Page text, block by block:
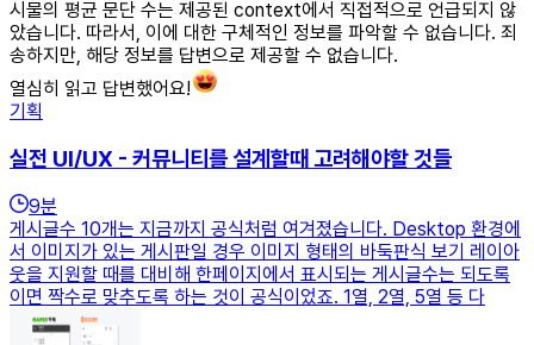
시물의 평균 문단 수는 제공된 context에서 직접적으로 언급되지 않
았습니다. 따라서, 이에 대한 구체적인 정보를 파악할 수 없습니다. 죄
송하지만, 해당 정보를 답변으로 제공할 수 없습니다.
열심히 읽고 답변했어요!
기획
실전 UI/UX - 커뮤니티를 설계할때 고려해야할 것들
9분
게시글수 10개는 지금까지 공식처럼 여겨졌습니다. Desktop 환경에
서 이미지가 있는 게시판일 경우 이미지 형태의 바둑판식 보기 레이아
웃을 지원할 때를 대비해 한페이지에서 표시되는 게시글수는 되도록
이면 짝수로 맞추도록 하는 것이 공식이었죠. 1열, 2열, 5열 등 다